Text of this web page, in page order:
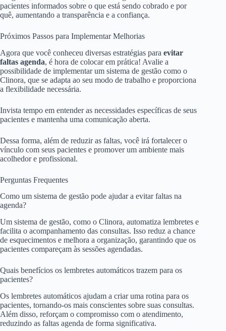
pacientes informados sobre o que está sendo cobrado e por
quê, aumentando a transparência e a confiança.
Próximos Passos para Implementar Melhorias
Agora que você conheceu diversas estratégias para evitar
faltas agenda, é hora de colocar em prática! Avalie a
possibilidade de implementar um sistema de gestão como o
Clinora, que se adapta ao seu modo de trabalho e proporciona
a flexibilidade necessária.
Invista tempo em entender as necessidades específicas de seus
pacientes e mantenha uma comunicação aberta.
Dessa forma, além de reduzir as faltas, você irá fortalecer o
vínculo com seus pacientes e promover um ambiente mais
acolhedor e profissional.
Perguntas Frequentes
Como um sistema de gestão pode ajudar a evitar faltas na
agenda?
Um sistema de gestão, como o Clinora, automatiza lembretes e
facilita o acompanhamento das consultas. Isso reduz a chance
de esquecimentos e melhora a organização, garantindo que os
pacientes compareçam às sessões agendadas.
Quais benefícios os lembretes automáticos trazem para os
pacientes?
Os lembretes automáticos ajudam a criar uma rotina para os
pacientes, tornando-os mais conscientes sobre suas consultas.
Além disso, reforçam o compromisso com o atendimento,
reduzindo as faltas agenda de forma significativa.